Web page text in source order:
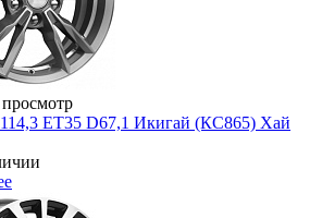
ET35 D67,1 Икигай (КС865) Хай